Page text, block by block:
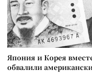
Япония и Корея
обвалили